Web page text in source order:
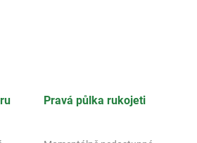
Pravá půlka rukojeti